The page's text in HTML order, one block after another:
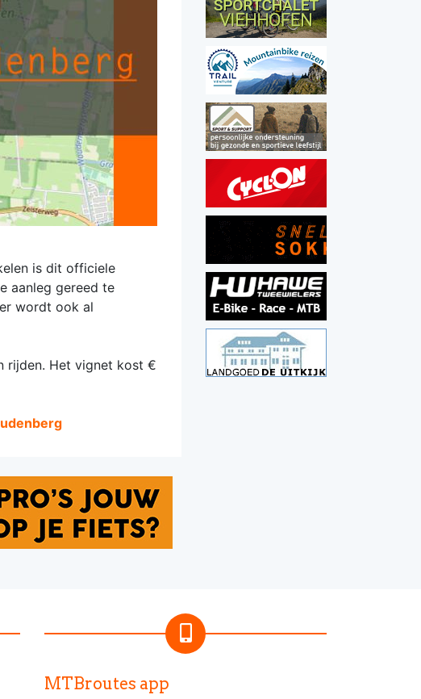
is dit officiele
aanleg gereed te
wordt ook al
rijden. Het vignet kost €
MTBroutes app